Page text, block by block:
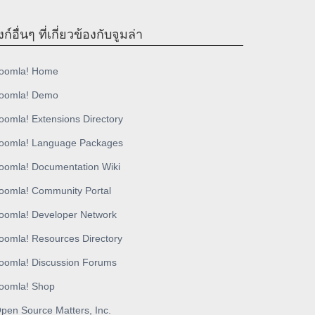
ก์อื่นๆ ที่เกี่ยวข้องกับจูมล่า
Home
Demo
Extensions Directory
Language Packages
Documentation Wiki
Community Portal
Developer Network
Resources Directory
Discussion Forums
Shop
Source Matters, Inc.